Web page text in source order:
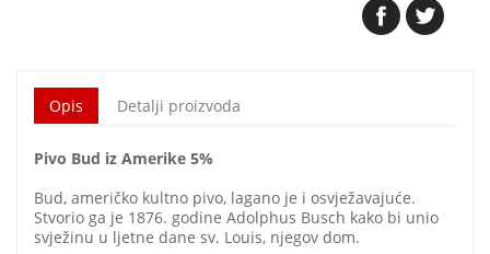
Opis Detalji proizvoda
Pivo Bud iz Amerike 5%
Bud, američko kultno pivo, lagano je i osvježavajuće.
Stvorio ga je 1876. godine Adolphus Busch kako bi unio
svježinu u ljetne dane sv. Louis, njegov dom.